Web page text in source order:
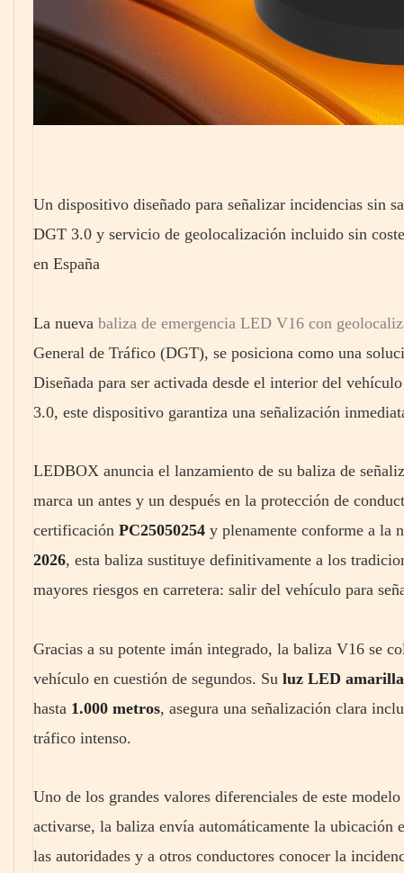
Un dispositivo diseñado para señalizar incidencias sin
DGT 3.0 y servicio de geolocalización incluido sin
en España
La nueva baliza de emergencia LED V16 con
General de Tráfico (DGT), se posiciona como una
Diseñada para ser activada desde el interior del
3.0, este dispositivo garantiza una señalización
LEDBOX anuncia el lanzamiento de su baliza de
marca un antes y un después en la protección de
certificación PC25050254 y plenamente conforme a la
2026, esta baliza sustituye definitivamente a los
mayores riesgos en carretera: salir del vehículo para
Gracias a su potente imán integrado, la baliza V16 se
vehículo en cuestión de segundos. Su luz LED amarilla
hasta 1.000 metros, asegura una señalización clara
tráfico intenso.
Uno de los grandes valores diferenciales de este modelo
activarse, la baliza envía automáticamente la ubicación
las autoridades y a otros conductores conocer la